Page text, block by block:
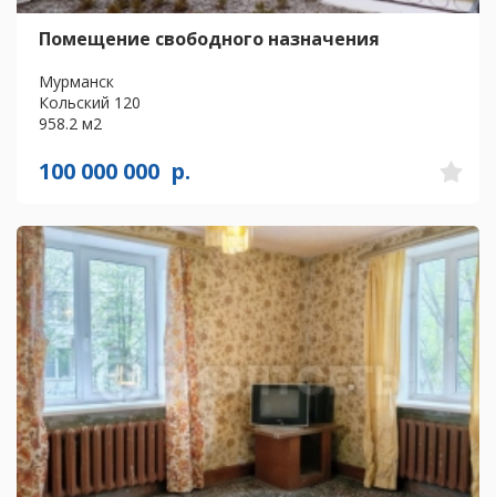
Помещение свободного назначения
Мурманск
Кольский 120
958.2 м2
100 000 000 р.